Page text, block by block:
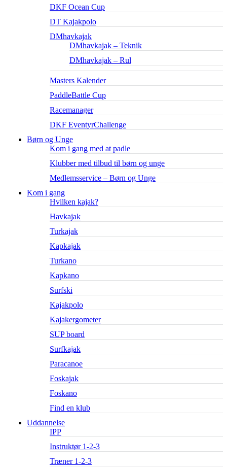
DKF Ocean Cup
DT Kajakpolo
DMhavkajak
DMhavkajak – Teknik
DMhavkajak – Rul
Masters Kalender
PaddleBattle Cup
Racemanager
DKF EventyrChallenge
Børn og Unge
Kom i gang med at padle
Klubber med tilbud til børn og unge
Medlemsservice – Børn og Unge
Kom i gang
Hvilken kajak?
Havkajak
Turkajak
Kapkajak
Turkano
Kapkano
Surfski
Kajakpolo
Kajakergometer
SUP board
Surfkajak
Paracanoe
Foskajak
Foskano
Find en klub
Uddannelse
IPP
Instruktør 1-2-3
Træner 1-2-3